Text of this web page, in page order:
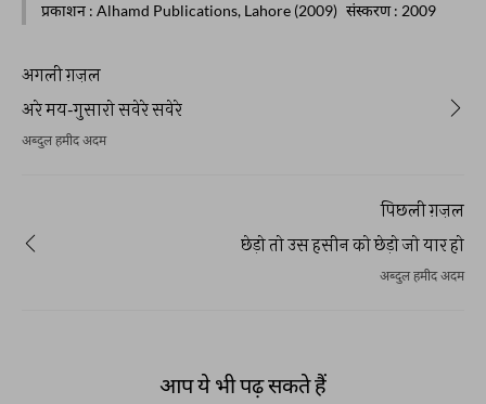
प्रकाशन : Alhamd Publications, Lahore (2009) संस्करण: 2009
अगली ग़ज़ल
अरे मय-गुसारो सवेरे सवेरे
अब्दुल हमीद अदम
पिछली ग़ज़ल
छेड़ो तो उस हसीन को छेड़ो जो यार हो
अब्दुल हमीद अदम
आप ये भी पढ़ सकते हैं